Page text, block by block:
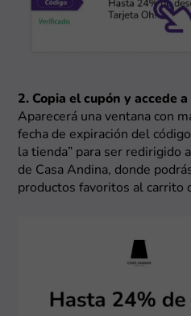
2. Copia el cupón y accede
Aparecerá una ventana con
fecha de expiración del
la tienda” para ser redirigido
de Casa Andina, donde
productos favoritos al carrito